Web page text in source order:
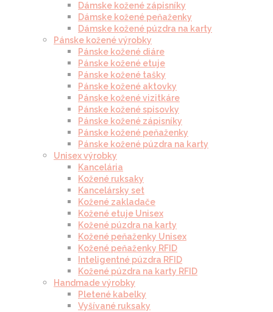
Dámske kožené zápisníky
Dámske kožené peňaženky
Dámske kožené púzdra na karty
Pánske kožené výrobky
Pánske kožené diáre
Pánske kožené etuje
Pánske kožené tašky
Pánske kožené aktovky
Pánske kožené vizitkáre
Pánske kožené spisovky
Pánske kožené zápisníky
Pánske kožené peňaženky
Pánske kožené púzdra na karty
Unisex výrobky
Kancelária
Kožené ruksaky
Kancelársky set
Kožené zakladače
Kožené etuje Unisex
Kožené púzdra na karty
Kožené peňaženky Unisex
Kožené peňaženky RFID
Inteligentné púzdra RFID
Kožené púzdra na karty RFID
Handmade výrobky
Pletené kabelky
Vyšívané ruksaky